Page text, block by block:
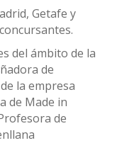
Getafe y
del ámbito de la
de
la empresa
de Made in
de